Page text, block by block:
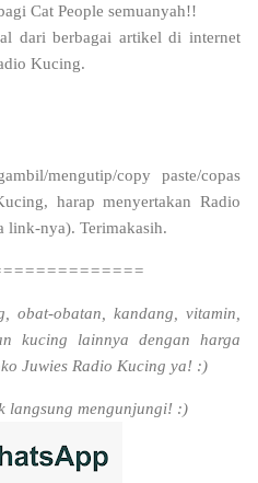
Cat People semuanyah!!
dari berbagai artikel di internet
Kucing.
mengutip/copy paste/copas
harap menyertakan Radio
link-nya). Terimakasih.
obat-obatan, kandang, vitamin,
kucing lainnya dengan harga
Juwies Radio Kucing ya! :)
langsung mengunjungi! :)